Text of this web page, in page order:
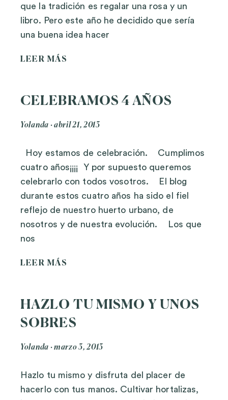
que la tradición es regalar una rosa y un
libro. Pero este año he decidido que sería
una buena idea hacer
LEER MÁS
CELEBRAMOS 4 AÑOS
Yolanda abril 21, 2013
Hoy estamos de celebración. Cumplimos
cuatro años¡¡¡¡ Y por supuesto queremos
celebrarlo con todos vosotros. El blog
durante estos cuatro años ha sido el fiel
reflejo de nuestro huerto urbano, de
nosotros y de nuestra evolución. Los que
nos
LEER MÁS
HAZLO TU MISMO Y UNOS
SOBRES
Yolanda marzo 3, 2013
Hazlo tu mismo y disfruta del placer de
hacerlo con tus manos. Cultivar hortalizas,